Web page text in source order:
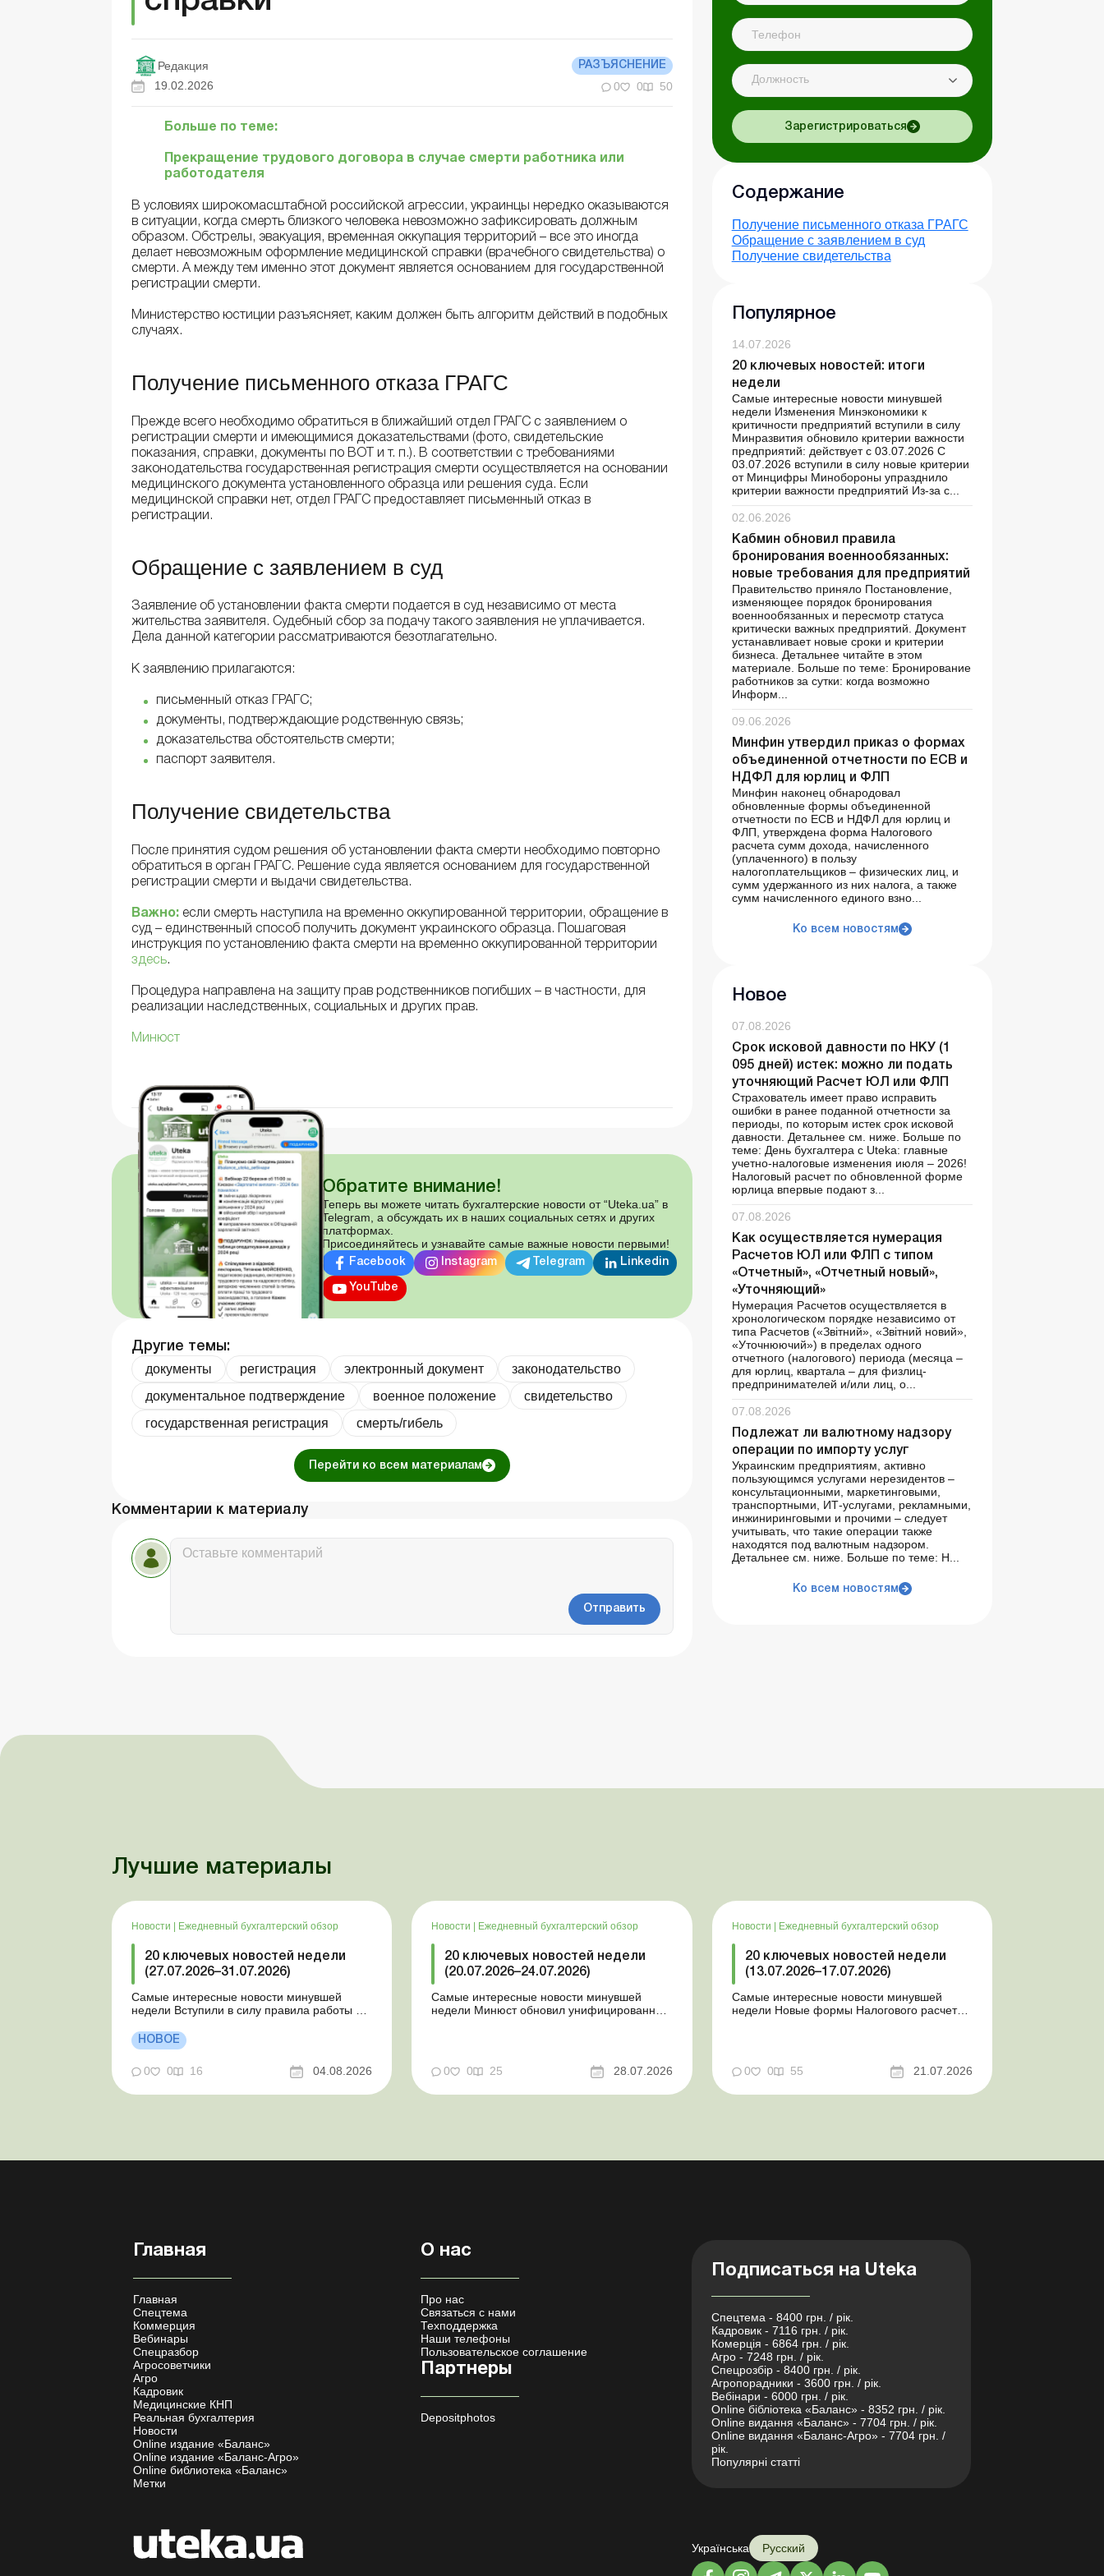
Редакция РАЗЪЯСНЕНИЕ
19.02.2026 0 0 50
Больше по теме:
Прекращение трудового договора в случае смерти работника или
работодателя
В условиях широкомасштабной российской агрессии, украинцы нередко оказываются
в ситуации, когда смерть близкого человека невозможно зафиксировать должным
образом. Обстрелы, эвакуация, временная оккупация территорий – все это иногда
делает невозможным оформление медицинской справки (врачебного свидетельства) о
смерти. А между тем именно этот документ является основанием для государственной
регистрации смерти.
Министерство юстиции разъясняет, каким должен быть алгоритм действий в подобных
случаях.
Получение письменного отказа ГРАГС
Прежде всего необходимо обратиться в ближайший отдел ГРАГС с заявлением о
регистрации смерти и имеющимися доказательствами (фото, свидетельские
показания, справки, документы по ВОТ и т. п.). В соответствии с требованиями
законодательства государственная регистрация смерти осуществляется на основании
медицинского документа установленного образца или решения суда. Если
медицинской справки нет, отдел ГРАГС предоставляет письменный отказ в
регистрации.
Обращение с заявлением в суд
Заявление об установлении факта смерти подается в суд независимо от места
жительства заявителя. Судебный сбор за подачу такого заявления не уплачивается.
Дела данной категории рассматриваются безотлагательно.
К заявлению прилагаются:
письменный отказ ГРАГС;
документы, подтверждающие родственную связь;
доказательства обстоятельств смерти;
паспорт заявителя.
Получение свидетельства
После принятия судом решения об установлении факта смерти необходимо повторно
обратиться в орган ГРАГС. Решение суда является основанием для государственной
регистрации смерти и выдачи свидетельства.
Важно: если смерть наступила на временно оккупированной территории, обращение в
суд – единственный способ получить документ украинского образца. Пошаговая
инструкция по установлению факта смерти на временно оккупированной территории
здесь.
Процедура направлена на защиту прав родственников погибших – в частности, для
реализации наследственных, социальных и других прав.
Минюст
Обратите внимание!
Теперь вы можете читать бухгалтерские новости от “Uteka.ua” в
Telegram, а обсуждать их в наших социальных сетях и других
платформах.
Присоединяйтесь и узнавайте самые важные новости первыми!
Facebook Instagram Telegram Linkedin
YouTube
Другие темы:
документы регистрация электронный документ
законодательство
документальное подтверждение
военное положение
свидетельство
государственная регистрация
смерть/гибель
Перейти ко всем материалам
Комментарии к материалу
Отправить
Должность
Зарегистрироваться
Содержание
Получение письменного отказа ГРАГС
Обращение с заявлением в суд
Получение свидетельства
Популярное
14.07.2026
20 ключевых новостей: итоги
недели
Самые интересные новости минувшей
недели Изменения Минэкономики к
критичности предприятий вступили в силу
Минразвития обновило критерии важности
предприятий: действует с 03.07.2026 С
03.07.2026 вступили в силу новые критерии
от Минцифры Минобороны упразднило
критерии важности предприятий Из-за с...
02.06.2026
Кабмин обновил правила
бронирования военнообязанных:
новые требования для предприятий
Правительство приняло Постановление,
изменяющее порядок бронирования
военнообязанных и пересмотр статуса
критически важных предприятий. Документ
устанавливает новые сроки и критерии
бизнеса. Детальнее читайте в этом
материале. Больше по теме: Бронирование
работников за сутки: когда возможно
Информ...
09.06.2026
Минфин утвердил приказ о формах
объединенной отчетности по ЕСВ и
НДФЛ для юрлиц и ФЛП
Минфин наконец обнародовал
обновленные формы объединенной
отчетности по ЕСВ и НДФЛ для юрлиц и
ФЛП, утверждена форма Налогового
расчета сумм дохода, начисленного
(уплаченного) в пользу
налогоплательщиков – физических лиц, и
сумм удержанного из них налога, а также
сумм начисленного единого взно...
Ко всем новостям
Новое
07.08.2026
Срок исковой давности по НКУ (1
095 дней) истек: можно ли подать
уточняющий Расчет ЮЛ или ФЛП
Страхователь имеет право исправить
ошибки в ранее поданной отчетности за
периоды, по которым истек срок исковой
давности. Детальнее см. ниже. Больше по
теме: День бухгалтера с Uteka: главные
учетно-налоговые изменения июля – 2026!
Налоговый расчет по обновленной форме
юрлица впервые подают з...
07.08.2026
Как осуществляется нумерация
Расчетов ЮЛ или ФЛП с типом
«Отчетный», «Отчетный новый»,
«Уточняющий»
Нумерация Расчетов осуществляется в
хронологическом порядке независимо от
типа Расчетов («Звітний», «Звітний новий»,
«Уточнюючий») в пределах одного
отчетного (налогового) периода (месяца –
для юрлиц, квартала – для физлиц-
предпринимателей и/или лиц, о...
07.08.2026
Подлежат ли валютному надзору
операции по импорту услуг
Украинским предприятиям, активно
пользующимся услугами нерезидентов –
консультационными, маркетинговыми,
транспортными, ИТ-услугами, рекламными,
инжиниринговыми и прочими – следует
учитывать, что такие операции также
находятся под валютным надзором.
Детальнее см. ниже. Больше по теме: Н...
Ко всем новостям
Лучшие материалы
Новости | Ежедневный бухгалтерский обзор
20 ключевых новостей недели
(27.07.2026–31.07.2026)
Самые интересные новости минувшей
недели Вступили в силу правила работы и
законы о мобилизации и военном
положении Для сельхозпредприятий и ФЛП
введены новые разовые статистические
формы Со 2 августа изменяется порядок
НОВОЕ
0 0 16 04.08.2026
Новости | Ежедневный бухгалтерский обзор
20 ключевых новостей недели
(20.07.2026–24.07.2026)
Самые интересные новости минувшей
недели Минюст обновил унифицированные
«в розыске»: что нужно знать
0 0 25 28.07.2026
Новости | Ежедневный бухгалтерский обзор
20 ключевых новостей недели
(13.07.2026–17.07.2026)
Самые интересные новости минувшей
недели Новые формы Налогового расчета:
Координационный центр по организации
0 0 55 21.07.2026
Главная
Главная
Спецтема
Коммерция
Вебинары
Спецразбор
Агросоветчики
Агро
Кадровик
Медицинские КНП
Реальная бухгалтерия
Новости
Online издание «Баланс»
Online издание «Баланс-Агро»
Online библиотека «Баланс»
Метки
О нас
Про нас
Связаться с нами
Техподдержка
Наши телефоны
Пользовательское соглашение
Партнеры
Depositphotos
Подписаться на Uteka
Спецтема - 8400 грн. / рік.
Кадровик - 7116 грн. / рік.
Комерція - 6864 грн. / рік.
Агро - 7248 грн. / рік.
Спецрозбір - 8400 грн. / рік.
Агропорадники - 3600 грн. / рік.
Вебінари - 6000 грн. / рік.
Online бібліотека «Баланс» - 8352 грн. / рік.
Online видання «Баланс» - 7704 грн. / рік.
Online видання «Баланс-Агро» - 7704 грн. /
рік.
Популярні статті
Українська Русский